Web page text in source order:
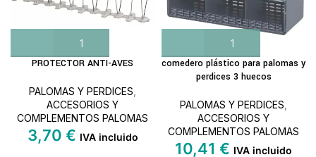
PROTECTOR ANTI-AVES
PALOMAS Y PERDICES
ACCESORIOS Y
COMPLEMENTOS PALOMAS
3,70 € IVA incluido
comedero plástico para palomas y
perdices 3 huecos
PALOMAS Y PERDICES
ACCESORIOS Y
COMPLEMENTOS PALOMAS
10,41 € IVA incluido